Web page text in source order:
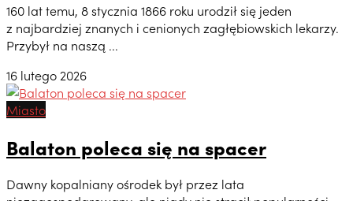
160 lat temu, 8 stycznia 1866 roku urodził się jeden
z najbardziej znanych i cenionych zagłębiowskich lekarzy.
Przybył na naszą ...
16 lutego 2026
Miasto
Balaton poleca się na spacer
Dawny kopalniany ośrodek był przez lata